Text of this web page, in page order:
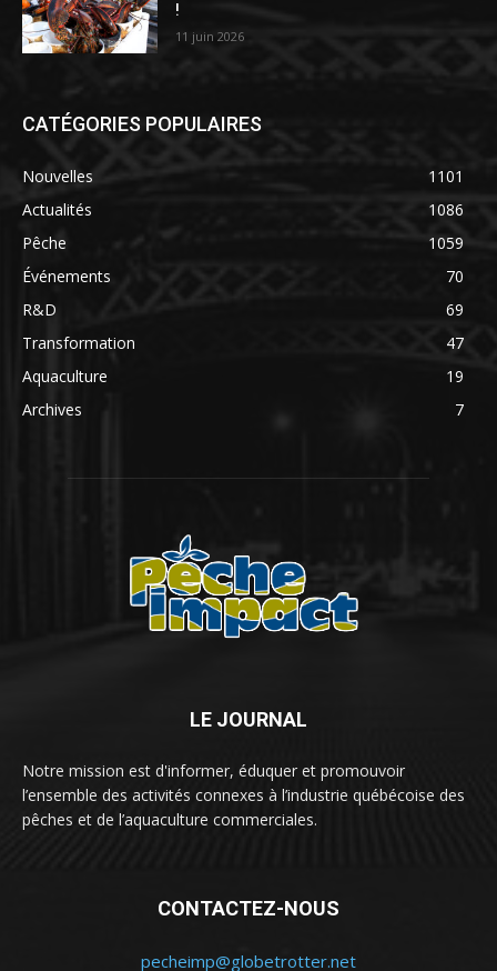
!
11 juin 2026
CATÉGORIES POPULAIRES
Nouvelles
1101
Actualités
1086
Pêche
1059
Événements
70
R&D
69
Transformation
47
Aquaculture
19
Archives
7
LE JOURNAL
Notre mission est d'informer, éduquer et promouvoir
l’ensemble des activités connexes à l’industrie québécoise des
pêches et de l’aquaculture commerciales.
CONTACTEZ-NOUS
pecheimp@globetrotter.net